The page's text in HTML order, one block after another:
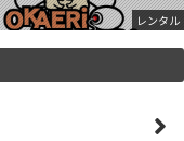
レンタル